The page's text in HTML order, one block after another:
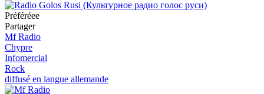
Préféréeе
Partager
Mf Radio
Chypre
Infomercial
Rock
diffusé en langue allemande